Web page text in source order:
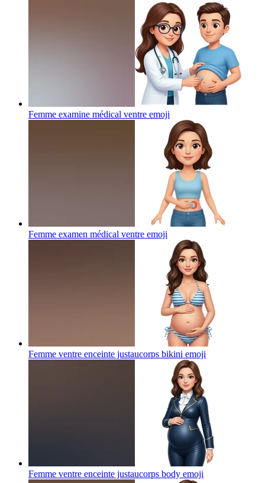
Femme examine médical ventre emoji
Femme examen médical ventre emoji
Femme ventre enceinte justaucorps bikini emoji
Femme ventre enceinte justaucorps body emoji